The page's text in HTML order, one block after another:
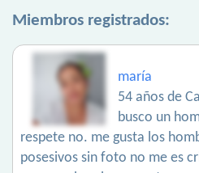
Miembros registrados:
maría
54 años de
busco un
respete no. me gusta los
posesivos sin foto no me es